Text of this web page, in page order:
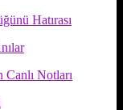
Hatırası
Canlı Notları